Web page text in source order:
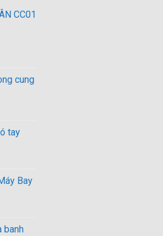
CC01
₫.
cung
tay
Bay
banh